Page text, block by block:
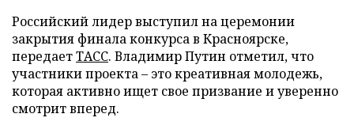
Российский лидер выступил на церемонии
закрытия финала конкурса в Красноярске,
передаетТАСС. Владимир Путин отметил, что
участники проекта – это креативная молодежь,
которая активно ищет свое призвание и уверенно
смотрит вперед.